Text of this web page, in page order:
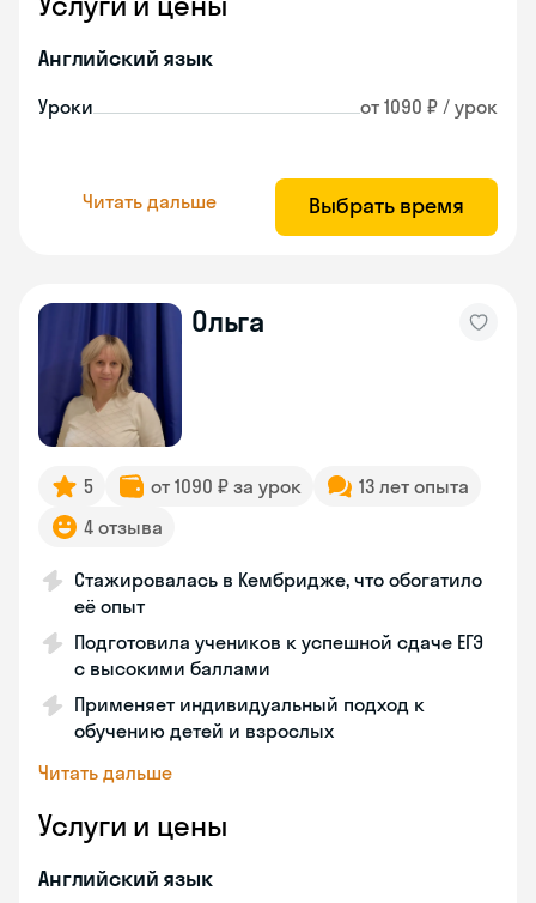
Английский язык
Уроки от 1090 ₽ / урок
Читать дальше Выбрать время
Ольга
5 от 1090 ₽ за урок
13 лет опыта
4 отзыва
Стажировалась в Кембридже, что обогатило
её опыт
Подготовила учеников к успешной сдаче ЕГЭ
с высокими баллами
Применяет индивидуальный подход к
обучению детей и взрослых
Читать дальше
Услуги и цены
Английский язык